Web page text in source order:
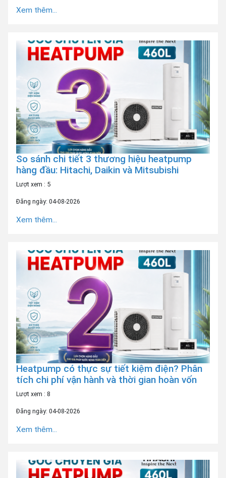
Xem thêm...
So sánh chi tiết 3 thương hiệu heatpump
hàng đầu: Hitachi, Daikin và Mitsubishi
Lượt xem : 5
Đăng ngày: 04-08-2026
Xem thêm...
Heatpump có thực sự tiết kiệm điện? Phân
tích chi phí vận hành và thời gian hoàn vốn
Lượt xem : 8
Đăng ngày: 04-08-2026
Xem thêm...